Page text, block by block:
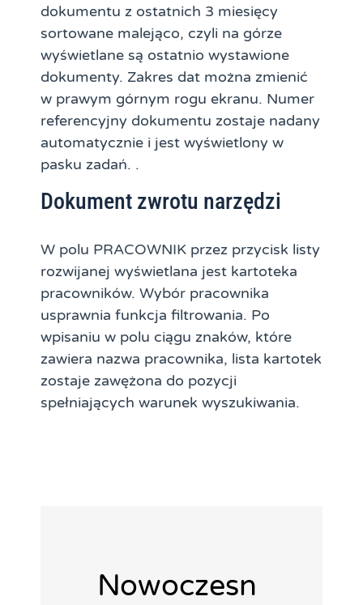
dokumentu z ostatnich 3 miesięcy
sortowane malejąco, czyli na górze
wyświetlane są ostatnio wystawione
dokumenty. Zakres dat można zmienić
w prawym górnym rogu ekranu. Numer
referencyjny dokumentu zostaje nadany
automatycznie i jest wyświetlony w
pasku zadań. .
Dokument zwrotu narzędzi
W polu PRACOWNIK przez przycisk listy
rozwijanej wyświetlana jest kartoteka
pracowników. Wybór pracownika
usprawnia funkcja filtrowania. Po
wpisaniu w polu ciągu znaków, które
zawiera nazwa pracownika, lista kartotek
zostaje zawężona do pozycji
spełniających warunek wyszukiwania.
Nowoczesn